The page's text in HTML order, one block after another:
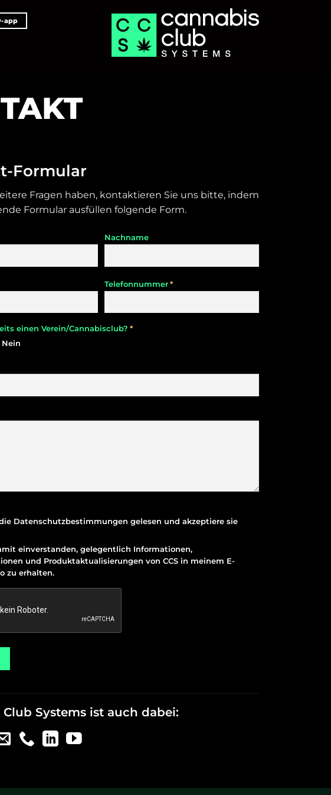
app
Formular
Fragen haben, kontaktieren Sie uns bitte, indem
Formular ausfüllen folgende Form.
Nachname
Telefonnummer *
einen Verein/Cannabisclub? *
Nein
Datenschutzbestimmungen gelesen und akzeptiere sie
einverstanden, gelegentlich Informationen,
und Produktaktualisierungen von CCS in meinem E-
zu erhalten.
Club Systems ist auch dabei: